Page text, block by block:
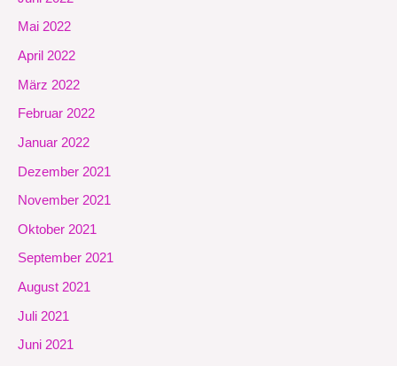
Mai 2022
April 2022
März 2022
Februar 2022
Januar 2022
Dezember 2021
November 2021
Oktober 2021
September 2021
August 2021
Juli 2021
Juni 2021